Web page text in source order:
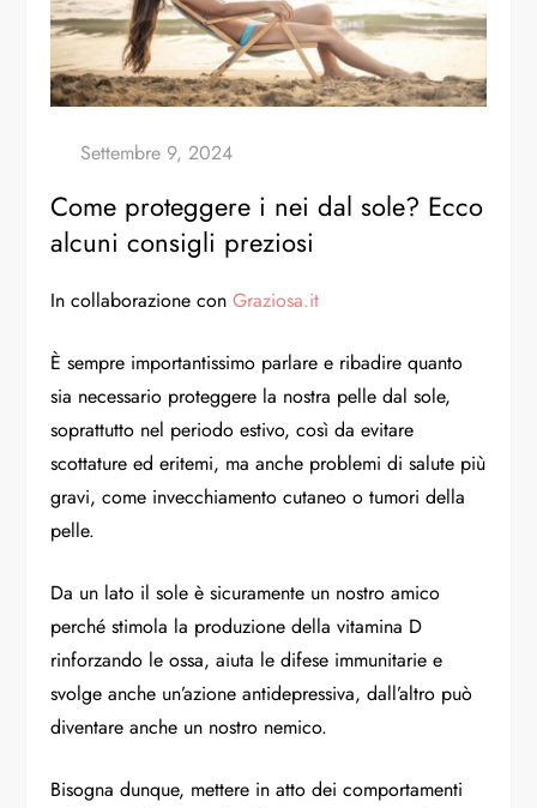
Come proteggere i nei dal sole? Ecco
alcuni consigli preziosi
In collaborazione conGraziosa.it
È sempre importantissimo parlare e ribadire quanto
sia necessario proteggere la nostra pelle dal sole,
soprattutto nel periodo estivo, così da evitare
scottature ed eritemi, ma anche problemi di salute più
gravi, come invecchiamento cutaneo o tumori della
pelle.
Da un lato il sole è sicuramente un nostro amico
perché stimola la produzione della vitamina D
rinforzando le ossa, aiuta le difese immunitarie e
svolge anche un’azione antidepressiva, dall’altro può
diventare anche un nostro nemico.
Bisogna dunque, mettere in atto dei comportamenti